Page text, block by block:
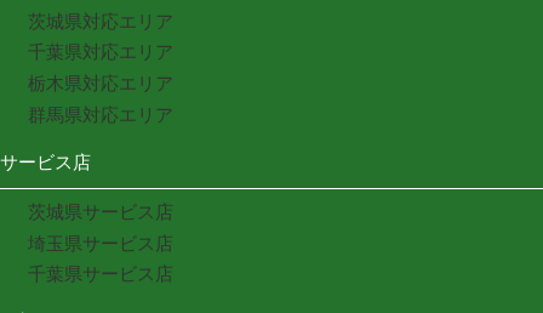
茨城県対応エリア
千葉県対応エリア
栃木県対応エリア
群馬県対応エリア
サービス店
茨城県サービス店
埼玉県サービス店
千葉県サービス店